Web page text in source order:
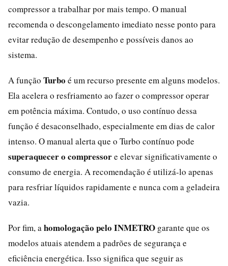
compressor a trabalhar por mais tempo. O manual
recomenda o descongelamento imediato nesse ponto para
evitar redução de desempenho e possíveis danos ao
sistema.
A função Turbo é um recurso presente em alguns modelos.
Ela acelera o resfriamento ao fazer o compressor operar
em potência máxima. Contudo, o uso contínuo dessa
função é desaconselhado, especialmente em dias de calor
intenso. O manual alerta que o Turbo contínuo pode
superaquecer o compressore elevar significativamente o
consumo de energia. A recomendação é utilizá-lo apenas
para resfriar líquidos rapidamente e nunca com a geladeira
vazia.
Por fim, a homologação pelo INMETRO garante que os
modelos atuais atendem a padrões de segurança e
eficiência energética. Isso significa que seguir as